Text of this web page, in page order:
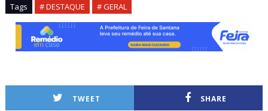
Tags # DESTAQUE # GERAL
TWEET SHARE